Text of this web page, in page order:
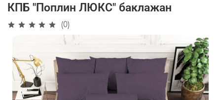
КПБ "Поплин ЛЮКС" баклажан
(0)